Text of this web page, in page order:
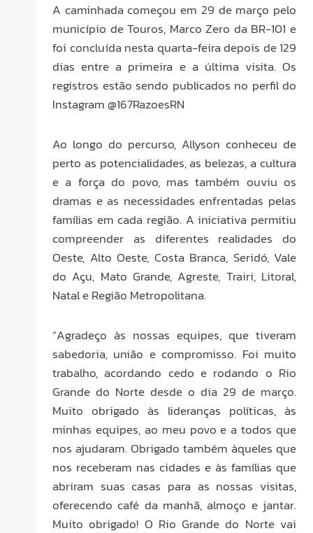
A caminhada começou em 29 de março pelo
município de Touros, Marco Zero da BR-101 e
foi concluída nesta quarta-feira depois de 129
dias entre a primeira e a última visita. Os
registros estão sendo publicados no perfil do
Instagram @167RazoesRN
Ao longo do percurso, Allyson conheceu de
perto as potencialidades, as belezas, a cultura
e a força do povo, mas também ouviu os
dramas e as necessidades enfrentadas pelas
famílias em cada região. A iniciativa permitiu
compreender as diferentes realidades do
Oeste, Alto Oeste, Costa Branca, Seridó, Vale
do Açu, Mato Grande, Agreste, Trairi, Litoral,
Natal e Região Metropolitana.
“Agradeço às nossas equipes, que tiveram
sabedoria, união e compromisso. Foi muito
trabalho, acordando cedo e rodando o Rio
Grande do Norte desde o dia 29 de março.
Muito obrigado às lideranças políticas, às
minhas equipes, ao meu povo e a todos que
nos ajudaram. Obrigado também àqueles que
nos receberam nas cidades e às famílias que
abriram suas casas para as nossas visitas,
oferecendo café da manhã, almoço e jantar.
Muito obrigado! O Rio Grande do Norte vai